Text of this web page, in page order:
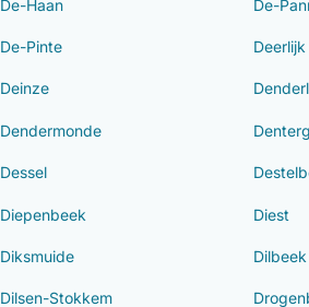
De-Haan De-
De-Pinte Deerlijk
Deinze
Dendermonde
Dessel
Diepenbeek Diest
Diksmuide Dilbeek
Dilsen-Stokkem